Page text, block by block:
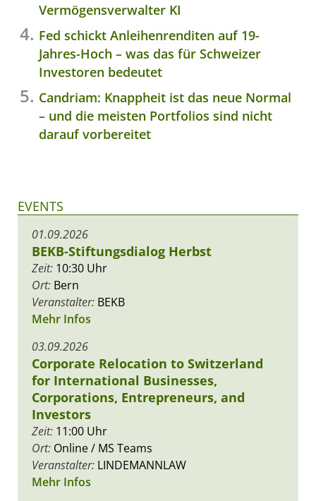
Vermögensverwalter KI
Fed schickt Anleihenrenditen auf 19-
Jahres-Hoch – was das für Schweizer
Investoren bedeutet
Candriam: Knappheit ist das neue Normal
– und die meisten Portfolios sind nicht
darauf vorbereitet
EVENTS
01.09.2026
BEKB-Stiftungsdialog Herbst
Zeit: 10:30 Uhr
Ort: Bern
Veranstalter: BEKB
Mehr Infos
03.09.2026
Corporate Relocation to Switzerland
for International Businesses,
Corporations, Entrepreneurs, and
Investors
Zeit: 11:00 Uhr
Ort: Online / MS Teams
Veranstalter: LINDEMANNLAW
Mehr Infos